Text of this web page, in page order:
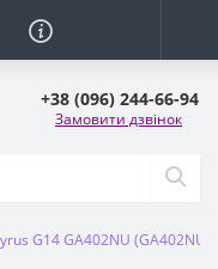
+38 (096) 244-66-94
Замовити дзвінок
G14 GA402NU (GA402NU-